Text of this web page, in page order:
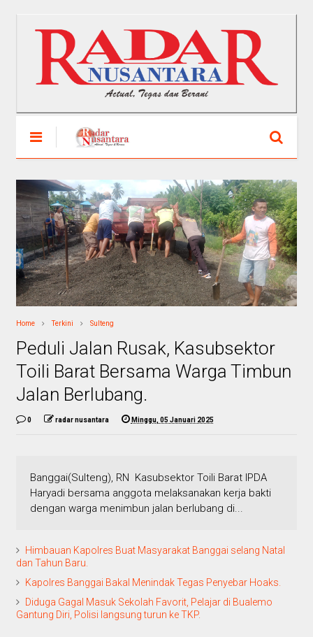
Home Terkini Sulteng
Peduli Jalan Rusak, Kasubsektor
Toili Barat Bersama Warga Timbun
Jalan Berlubang.
0 radar nusantara Minggu, 05 Januari 2025
Banggai(Sulteng), RN Kasubsektor Toili Barat IPDA
Haryadi bersama anggota melaksanakan kerja bakti
dengan warga menimbun jalan berlubang di...
Himbauan Kapolres Buat Masyarakat Banggai selang Natal
dan Tahun Baru.
Kapolres Banggai Bakal Menindak Tegas Penyebar Hoaks.
Diduga Gagal Masuk Sekolah Favorit, Pelajar di Bualemo
Gantung Diri, Polisi langsung turun ke TKP.